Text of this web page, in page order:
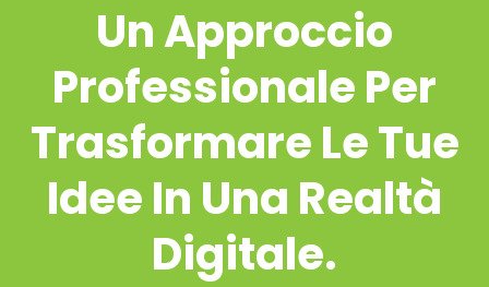
Un Approccio
Professionale Per
Trasformare Le Tue
Idee In Una Realtà
Digitale.